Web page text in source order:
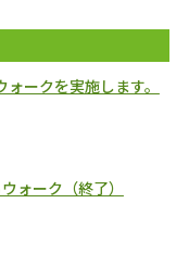
ークを実施します。
ォーク（終了）